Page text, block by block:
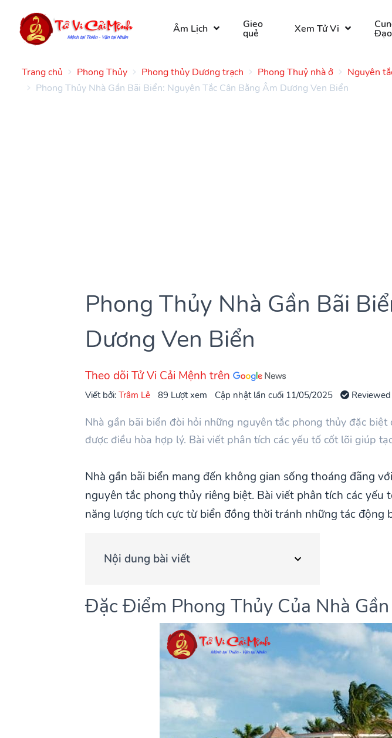
Âm Lịch Gieo
quẻ Xem Tử Vi Đạo
Trang chủ Phong Thủy Phong thủy Dương trạch Phong Thuỷ nhà ở
Nguyên
Phong Thủy Nhà Gần Bãi Biển: Nguyên Tắc Cân Bằng Âm Dương Ven Biển
Phong Thủy Nhà Gần Bãi
Dương Ven Biển
Theo dõi Tử Vi Cải Mệnh trên
Viết bởi:Trâm Lê 89 Lượt xem Cập nhật lần cuối 11/05/2025
Nhà gần bãi biển đòi hỏi những nguyên tắc phong thủy đặc
được điều hòa hợp lý. Bài viết phân tích các yếu tố cốt lõi giúp
Nhà gần bãi biển mang đến không gian sống thoáng đãng
nguyên tắc phong thủy riêng biệt. Bài viết phân tích các
năng lượng tích cực từ biển đồng thời tránh những tác động
Nội dung bài viết
Đặc Điểm Phong Thủy Của Nhà